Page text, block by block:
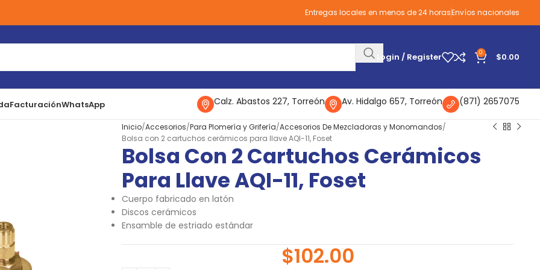
Entregas locales en menos de 24 horasEnvíos nacionales
Login / Register 0 $0.00
FacturaciónWhatsApp Calz. Abastos 227, Torreón Av. Hidalgo 657, Torreón (871) 2657075
Inicio Accesorios Para Plomería y Grifería Accesorios De Mezcladoras y Monomandos
Bolsa con 2 cartuchos cerámicos para llave AQI-11, Foset
Bolsa Con 2 Cartuchos Cerámicos
Para Llave AQI-11, Foset
Cuerpo fabricado en latón
Discos cerámicos
Ensamble de estriado estándar
$102.00